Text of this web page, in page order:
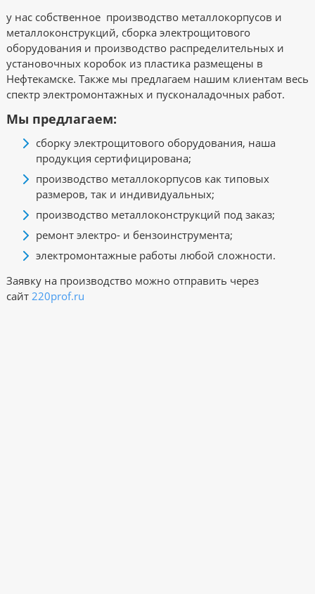
у нас собственное производство металлокорпусов и
металлоконструкций, сборка электрощитового
оборудования и производство распределительных и
установочных коробок из пластика размещены в
Нефтекамске. Также мы предлагаем нашим клиентам весь
спектр электромонтажных и пусконаладочных работ.
Мы предлагаем:
сборку электрощитового оборудования, наша
продукция сертифицирована;
производство металлокорпусов как типовых
размеров, так и индивидуальных;
производство металлоконструкций под заказ;
ремонт электро- и бензоинструмента;
электромонтажные работы любой сложности.
Заявку на производство можно отправить через
сайт220prof.ru